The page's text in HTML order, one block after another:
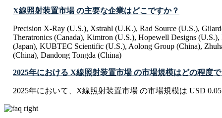
X線照射装置市場 の主要な企業はどこですか？
Precision X-Ray (U.S.), Xstrahl (U.K.), Rad Source (U.S.),
Theratronics (Canada), Kimtron (U.S.), Hopewell Designs
(Japan), KUBTEC Scientific (U.S.), Aolong Group (China),
(China), Dandong Tongda (China)
2025年における X線照射装置市場 の市場規模はどの程度
2025年において、X線照射装置市場 の市場規模は USD